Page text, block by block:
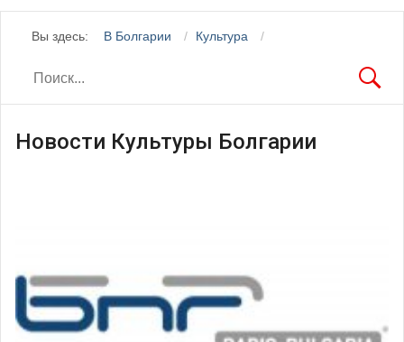
Вы здесь: В Болгарии Культура
Новости Культуры Болгарии